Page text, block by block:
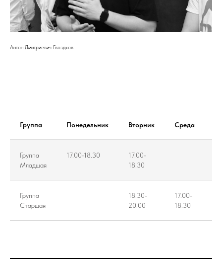
Антон Дмитриевич Гвоздков
Группа Понедельник Вторник Среда
Группа
Младшая
17.00-18.30
17.00-
18.30
Группа
Старшая
18.30-
20.00
17.00-
18.30